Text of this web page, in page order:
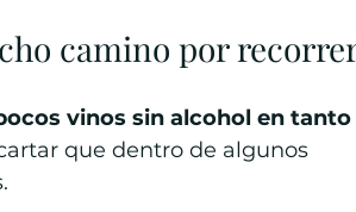
camino por
vinos sin alcohol en tanto
que dentro de algunos